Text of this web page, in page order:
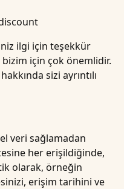
ilgi için teşekkür
için çok önemlidir.
sizi ayrıntılı
veri sağlamadan
her erişildiğinde,
olarak, örneğin
erişim tarihini ve